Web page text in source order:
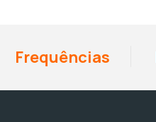
Frequências